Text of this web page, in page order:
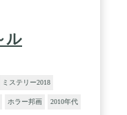
ル
ミステリー2018
ホラー邦画 2010年代